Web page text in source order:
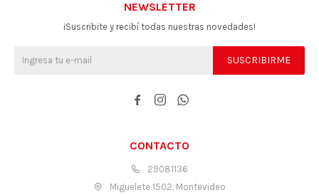
CONTACTO
29081136
Miguelete 1502, Montevideo
NEWSLETTER
¡Suscribite y recibí todas nuestras novedades!
SUSCRIBIRME
  